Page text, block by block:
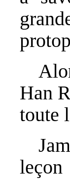
Han
toute